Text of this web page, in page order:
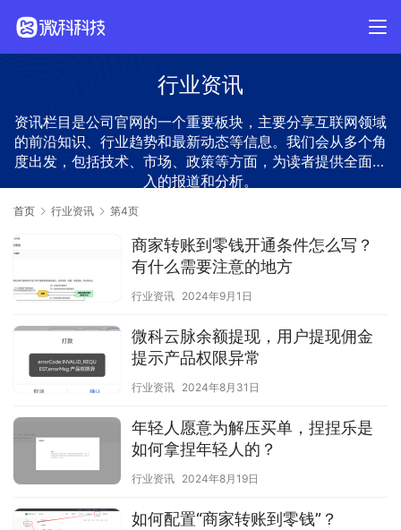
行业资讯
资讯栏目是公司官网的一个重要板块，主要分享互联网领域
的前沿知识、行业趋势和最新动态等信息。我们会从多个角
度出发，包括技术、市场、政策等方面，为读者提供全面深
入的报道和分析。
首页 行业资讯 第4页
商家转账到零钱开通条件怎么写？
有什么需要注意的地方
行业资讯 2024年9月1日
微科云脉余额提现，用户提现佣金
提示产品权限异常
行业资讯 2024年8月31日
年轻人愿意为解压买单，捏捏乐是
如何拿捏年轻人的？
行业资讯 2024年8月19日
如何配置“商家转账到零钱”？